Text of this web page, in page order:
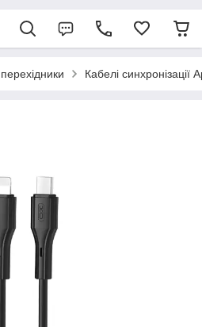
Кабелі синхронізації